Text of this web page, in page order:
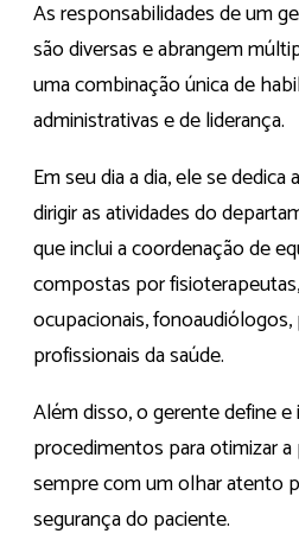
As responsabilidades de um
são diversas e abrangem
uma combinação única de
administrativas e de liderança.
Em seu dia a dia, ele se dedica
dirigir as atividades do
que inclui a coordenação de
compostas por
ocupacionais,
profissionais da saúde.
Além disso, o gerente define
procedimentos para otimizar
sempre com um olhar atento
segurança do paciente.